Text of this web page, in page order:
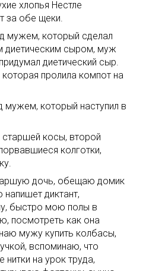
хлопья Нестле
за обе щеки.
мужем, который сделал
диетическим сыром, муж
диетический сыр.
пролила компот на
который наступил в
старшей косы, второй
колготки,
дочь, обещаю домик
диктант,
быстро мою полы в
посмотреть как она
мужу купить колбасы,
вспоминаю, что
на урок труда,